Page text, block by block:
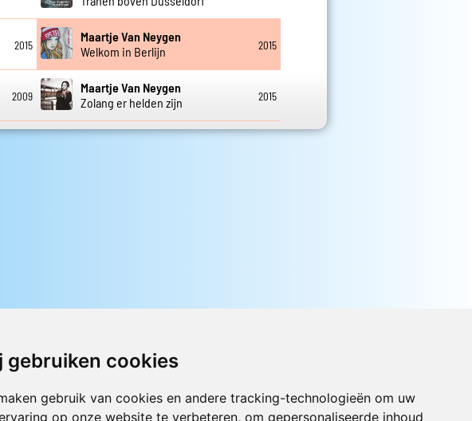
gebruiken cookies
gebruik van cookies en andere tracking-technologieën om uw
op onze website te verbeteren, om gepersonaliseerde inhoud
2015
Maartje Van Neygen
Welkom in Berlijn
2015
2009
Maartje Van Neygen
Zolang er helden zijn
2015
informatie
Luister nu naar Jouwradio! De beste